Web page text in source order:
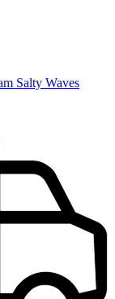
Salty Waves